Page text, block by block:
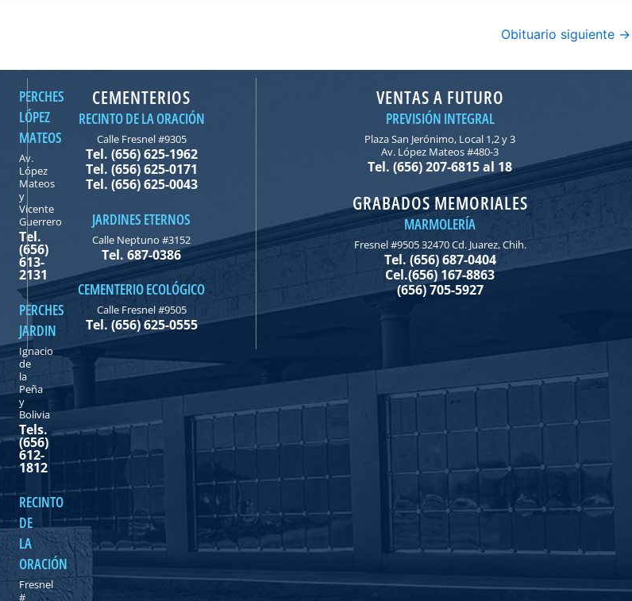
Obituario siguiente →
PERCHES
LÓPEZ
MATEOS
Av.
López
Mateos
y
Vicente
Guerrero
Tel.
(656)
613-
2131
PERCHES
JARDIN
Ignacio
de
la
Peña
y
Bolivia
Tels.
(656)
612-
1812
RECINTO
DE
LA
ORACIÓN
Fresnel
#
CEMENTERIOS
RECINTO DE LA ORACIÓN
Calle Fresnel #9305
Tel. (656) 625-1962
Tel. (656) 625-0171
Tel. (656) 625-0043
JARDINES ETERNOS
Calle Neptuno #3152
Tel. 687-0386
CEMENTERIO ECOLÓGICO
Calle Fresnel #9505
Tel. (656) 625-0555
VENTAS A FUTURO
PREVISIÓN INTEGRAL
Plaza San Jerónimo, Local 1,2 y 3
Av. López Mateos #480-3
Tel. (656) 207-6815 al 18
GRABADOS MEMORIALES
MARMOLERÍA
Fresnel #9505 32470 Cd. Juarez, Chih.
Tel. (656) 687-0404
Cel.(656) 167-8863
(656) 705-5927